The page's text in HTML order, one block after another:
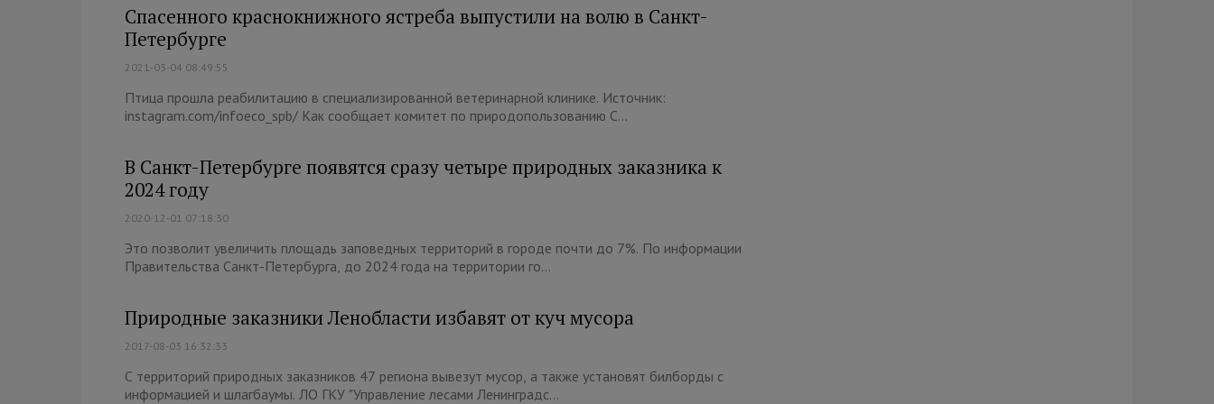
Спасенного краснокнижного ястреба выпустили на волю в Санкт-
Петербурге
2021-03-04 08:49:55
Птица прошла реабилитацию в специализированной ветеринарной клинике. Источник:
instagram.com/infoeco_spb/ Как сообщает комитет по природопользованию С...
В Санкт-Петербурге появятся сразу четыре природных заказника к
2024 году
2020-12-01 07:18:30
Это позволит увеличить площадь заповедных территорий в городе почти до 7%. По информации
Правительства Санкт-Петербурга, до 2024 года на территории го...
Природные заказники Ленобласти избавят от куч мусора
2017-08-03 16:32:33
С территорий природных заказников 47 региона вывезут мусор, а также установят билборды с
информацией и шлагбаумы. ЛО ГКУ "Управление лесами Ленинградс...